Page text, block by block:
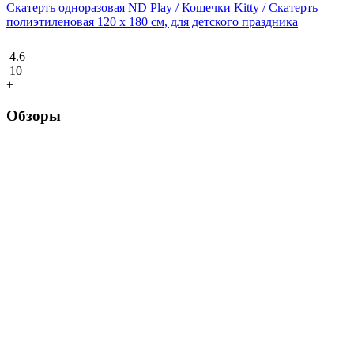
Скатерть одноразовая ND Play / Кошечки Kitty / Скатерть
полиэтиленовая 120 х 180 см, для детского праздника
4.6
10
+
Обзоры